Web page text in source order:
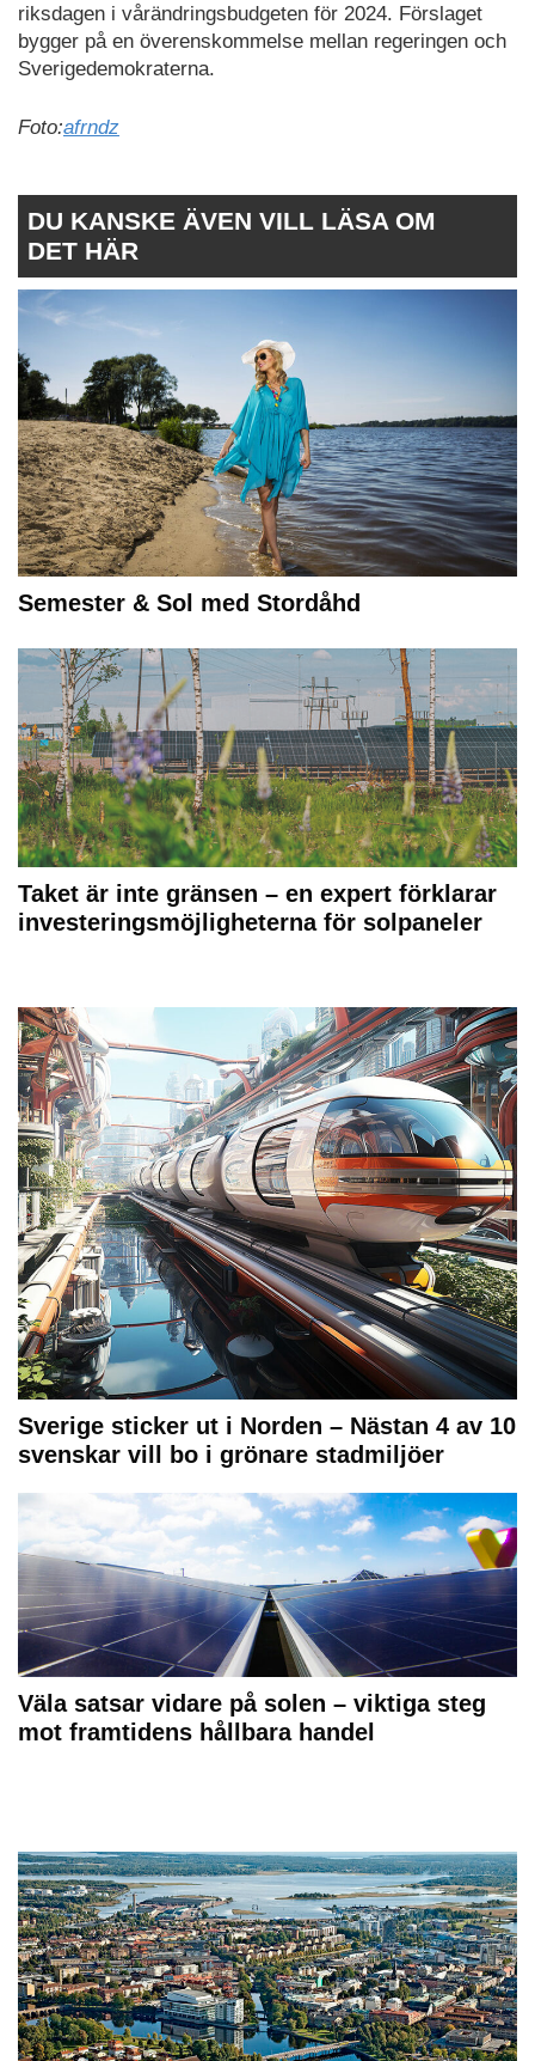
riksdagen i vårändringsbudgeten för 2024. Förslaget
bygger på en överenskommelse mellan regeringen och
Sverigedemokraterna.
Foto:afrndz
DU KANSKE ÄVEN VILL LÄSA OM
DET HÄR
Semester & Sol med Stordåhd
Taket är inte gränsen – en expert förklarar
investeringsmöjligheterna för solpaneler
Sverige sticker ut i Norden – Nästan 4 av 10
svenskar vill bo i grönare stadmiljöer
Väla satsar vidare på solen – viktiga steg
mot framtidens hållbara handel